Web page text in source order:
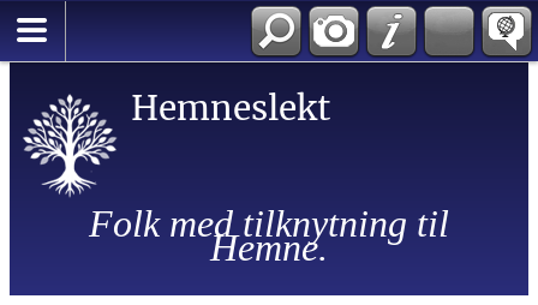
Hemneslekt
Folk med tilknytning til
Hemne.